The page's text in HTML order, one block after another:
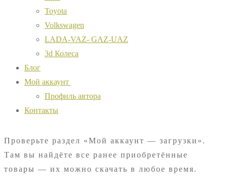
Toyota
Volkswagen
LADA-VAZ- GAZ-UAZ
3d Колеса
Блог
Мой аккаунт
Профиль автора
Контакты
Проверьте раздел «Мой аккаунт — загрузки».
Там вы найдёте все ранее приобретённые
товары — их можно скачать в любое время.